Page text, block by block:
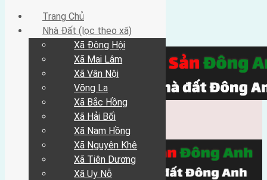
Trang Chủ
Nhà Đất (lọc theo xã)
Xã Đông Hội
Xã Mai Lâm
Xã Vân Nội
Võng La
Xã Bắc Hồng
Xã Hải Bối
Xã Nam Hồng
Xã Nguyên Khê
Xã Tiên Dương
Xã Uy Nỗ